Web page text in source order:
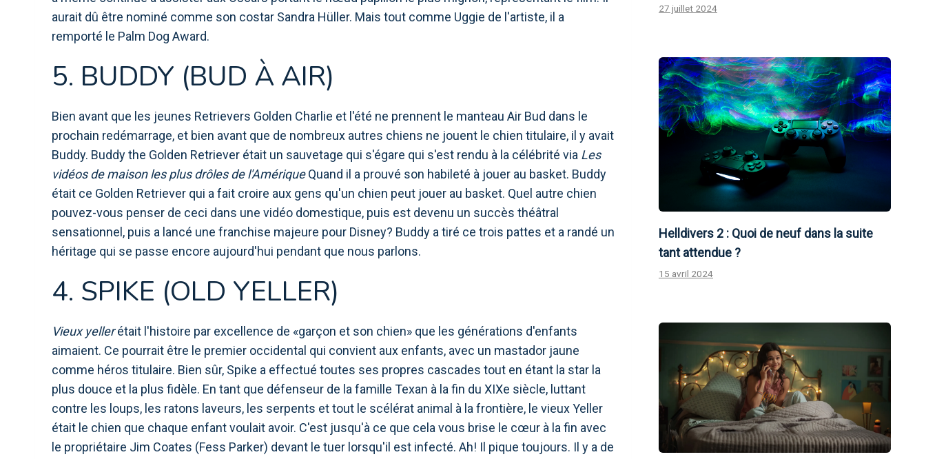
aurait dû être nominé comme son costar Sandra Hüller. Mais tout comme Uggie de l'artiste, il a
remporté le Palm Dog Award.
5. BUDDY (BUD À AIR)
Bien avant que les jeunes Retrievers Golden Charlie et l'été ne prennent le manteau Air Bud dans le
prochain redémarrage, et bien avant que de nombreux autres chiens ne jouent le chien titulaire, il y avait
Buddy. Buddy the Golden Retriever était un sauvetage qui s'égare qui s'est rendu à la célébrité via Les
vidéos de maison les plus drôles de l'AmériqueQuand il a prouvé son habileté à jouer au basket. Buddy
était ce Golden Retriever qui a fait croire aux gens qu'un chien peut jouer au basket. Quel autre chien
pouvez-vous penser de ceci dans une vidéo domestique, puis est devenu un succès théâtral
sensationnel, puis a lancé une franchise majeure pour Disney? Buddy a tiré ce trois pattes et a randé un
héritage qui se passe encore aujourd'hui pendant que nous parlons.
4. SPIKE (OLD YELLER)
Vieux yellerétait l'histoire par excellence de «garçon et son chien» que les générations d'enfants
aimaient. Ce pourrait être le premier occidental qui convient aux enfants, avec un mastador jaune
comme héros titulaire. Bien sûr, Spike a effectué toutes ses propres cascades tout en étant la star la
plus douce et la plus fidèle. En tant que défenseur de la famille Texan à la fin du XIXe siècle, luttant
contre les loups, les ratons laveurs, les serpents et tout le scélérat animal à la frontière, le vieux Yeller
était le chien que chaque enfant voulait avoir. C'est jusqu'à ce que cela vous brise le cœur à la fin avec
le propriétaire Jim Coates (Fess Parker) devant le tuer lorsqu'il est infecté. Ah! Il pique toujours. Il y a de
27 juillet 2024
Helldivers 2 : Quoi de neuf dans la suite
tant attendue ?
15 avril 2024